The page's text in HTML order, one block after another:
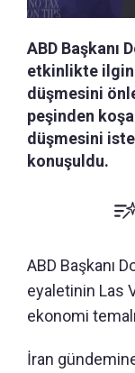
ABD Başkanı
etkinlikte
düşmesini
peşinden
düşmesini
konuşuldu.
ABD Başkanı
eyaletinin Las
ekonomi
İran